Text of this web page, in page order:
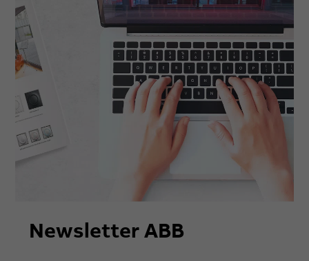
Newsletter ABB